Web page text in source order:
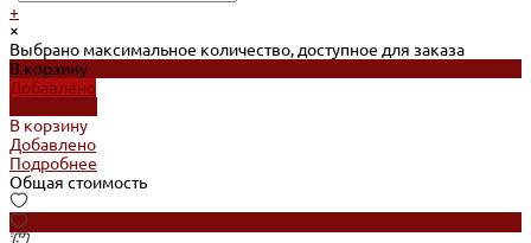
+
×
Выбрано максимальное количество, доступное для заказа
В корзину
Добавлено
В корзину
Добавлено
Подробнее
Общая стоимость